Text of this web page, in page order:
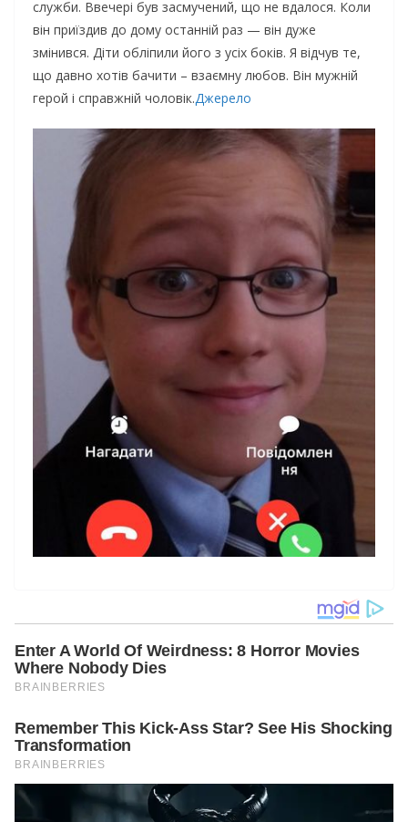
служби. Ввечері був засмучений, що не вдалося. Коли
він приїздив до дому останній раз — він дуже
змінився. Діти обліпили його з усіх боків. Я відчув те,
що давно хотів бачити – взаємну любов. Він мужній
герой і справжній чоловік.Джерело